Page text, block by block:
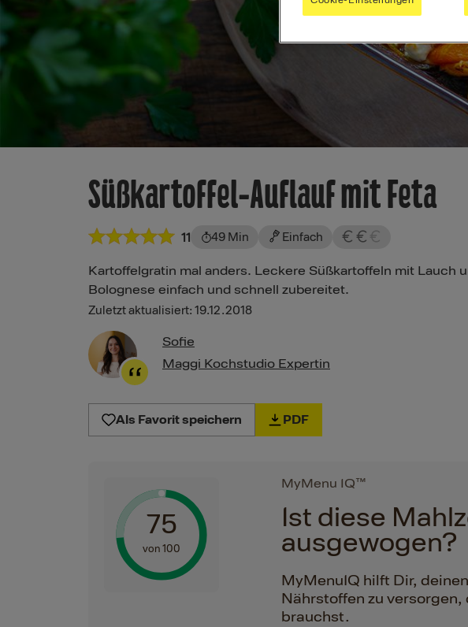
Süßkartoffel-Auflauf mit Feta
11 49 Min Einfach
Kartoffelgratin mal anders. Leckere Süßkartoffeln mit Lauch
Bolognese einfach und schnell zubereitet.
Zuletzt aktualisiert: 19.12.2018
Sofie
Maggi Kochstudio Expertin
Als Favorit speichern PDF
75
von 100
MyMenu IQ™
Ist diese
ausgewogen?
MyMenuIQ hilft Dir,
Nährstoffen zu
brauchst.